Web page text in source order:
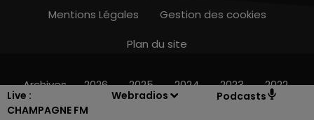
Live :
CHAMPAGNE FM
Webradios Podcasts
10h00 - 14h00
Mentions Légales
Gestion des cookies
Plan du site
Archives 2026 2025 2024 2023 2022